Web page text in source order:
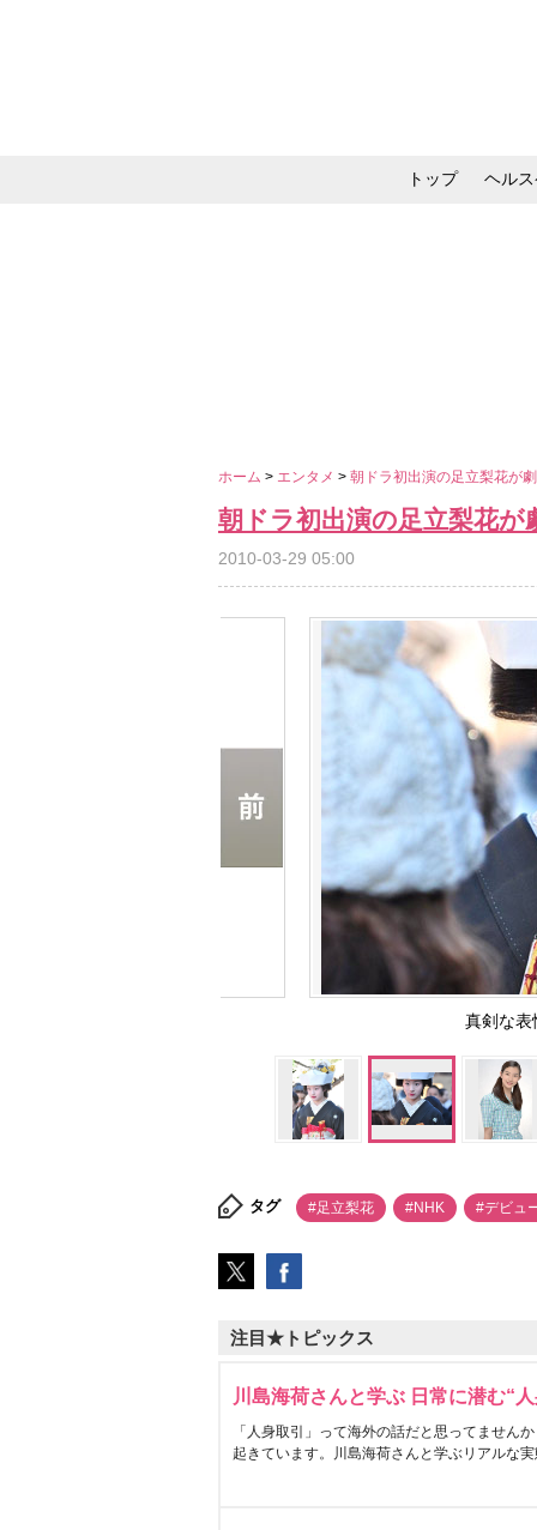
トップ ヘル
ホーム > エンタメ > 朝ドラ初出演の足立梨花が
朝ドラ初出演の足立梨花が
2010-03-29 05:00
真剣な
タグ #足立梨花 #NHK #デビュ
注目★トピックス
川島海荷さんと学ぶ 日常に潜む“
「人身取引」って海外の話だと思ってません
起きています。川島海荷さんと学ぶリアルな